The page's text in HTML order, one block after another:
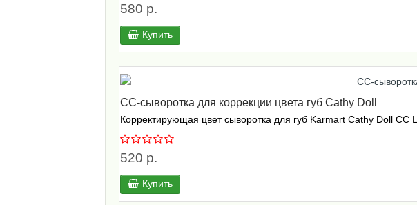
580 р.
Купить
СС-сыворотка для коррекции цвета губ Cathy Doll
Корректирующая цвет сыворотка для губ Karmart Cathy Doll CC
520 р.
Купить